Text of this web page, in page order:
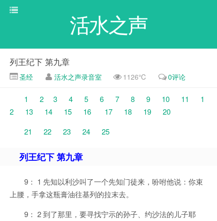
活水之声
列王纪下 第九章
圣经 活水之声录音室 1126℃ 0评论
1 2 3 4 5 6 7 8 9 10 11
1
2
13 14 15 16 17 18 19
20
21
22 23 24 25
列王纪下 第九章
9： 1 先知以利沙叫了一个先知门徒来，吩咐他说：你束
上腰，手拿这瓶膏油往基列的拉末去。
9： 2 到了那里，要寻找宁示的孙子、约沙法的儿子耶